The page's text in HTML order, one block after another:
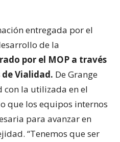
entregada por el
de la
por el MOP a través
de Vialidad. De Grange
la utilizada en el
que los equipos internos
para avanzar en
“Tenemos que ser